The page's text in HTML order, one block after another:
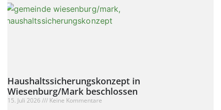
Haushaltssicherungskonzept in
Wiesenburg/Mark beschlossen
15. Juli 2026 Keine Kommentare